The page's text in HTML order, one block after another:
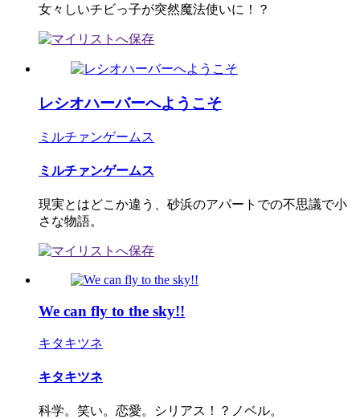
女々しいチビっ子が突然魔法使いに！？
レシオハーバーへようこそ
ミルチァンゲームス
ミルチァンゲームス
現実とはどこか違う、砂浜のアパートでの不思議で小
さな物語。
We can fly to the sky!!
キタキツネ
キタキツネ
科学。笑い。恋愛。シリアス！？ノベル。